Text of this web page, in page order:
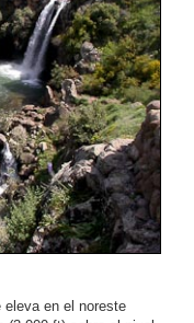
eleva en el noreste